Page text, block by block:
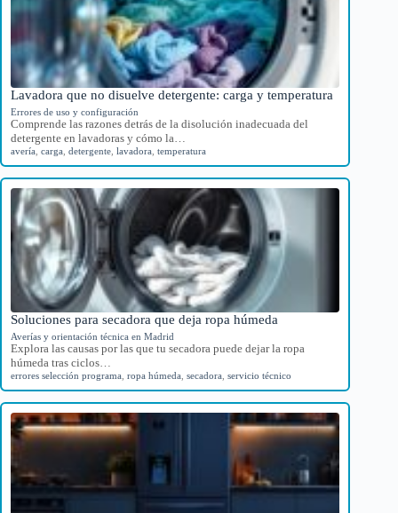
Lavadora que no disuelve detergente: carga y temperatura
Errores de uso y configuración
Comprende las razones detrás de la disolución inadecuada del
detergente en lavadoras y cómo la…
avería carga detergente lavadora temperatura
Soluciones para secadora que deja ropa húmeda
Averías y orientación técnica en Madrid
Explora las causas por las que tu secadora puede dejar la ropa
húmeda tras ciclos…
errores selección programa ropa húmeda secadora servicio técnico